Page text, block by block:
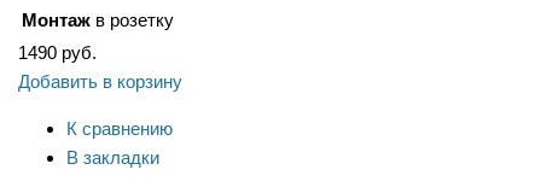
Монтаж в розетку
1490 руб.
Добавить в корзину
К сравнению
В закладки